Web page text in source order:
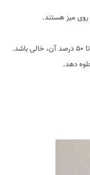
روی میز هستند.
دهد.